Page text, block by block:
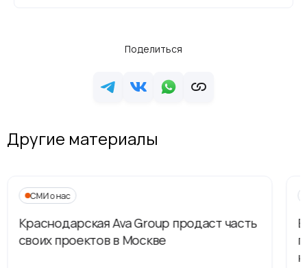
Поделиться
Другие материалы
СМИ о нас
Краснодарская Ava Group продаст часть
своих проектов в Москве